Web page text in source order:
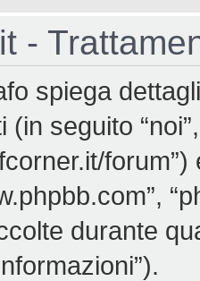
-
spiega
seguito
forum”)
durante